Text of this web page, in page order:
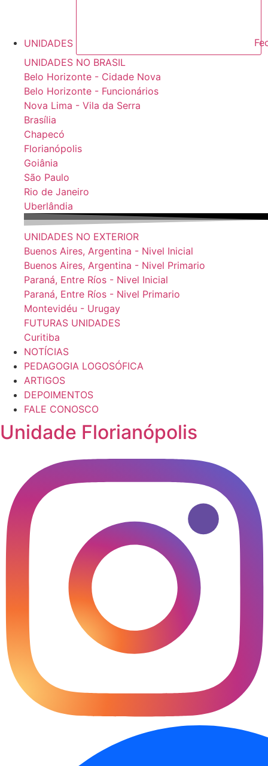
UNIDADES
UNIDADES NO BRASIL
Belo Horizonte - Cidade Nova
Belo Horizonte - Funcionários
Nova Lima - Vila da Serra
Brasília
Chapecó
Florianópolis
Goiânia
São Paulo
Rio de Janeiro
Uberlândia
UNIDADES NO EXTERIOR
Buenos Aires, Argentina - Nivel Inicial
Buenos Aires, Argentina - Nivel Primario
Paraná, Entre Ríos - Nivel Inicial
Paraná, Entre Ríos - Nivel Primario
Montevidéu - Urugay
FUTURAS UNIDADES
Curitiba
NOTÍCIAS
PEDAGOGIA LOGOSÓFICA
ARTIGOS
DEPOIMENTOS
FALE CONOSCO
Unidade Florianópolis